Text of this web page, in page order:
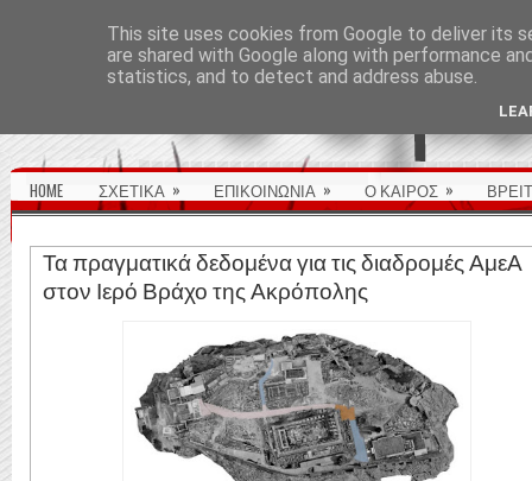
HOME ΣΧΕΤΙΚΑ » ΕΠΙΚΟΙΝΩΝΙΑ » Ο ΚΑΙΡΟΣ »
Τα πραγματικά δεδομένα για τις διαδρομές ΑμεΑ
στον Ιερό Βράχο της Ακρόπολης
This site uses cookies from Google to deliver its
are shared with Google along with performance
statistics, and to detect and address abuse.